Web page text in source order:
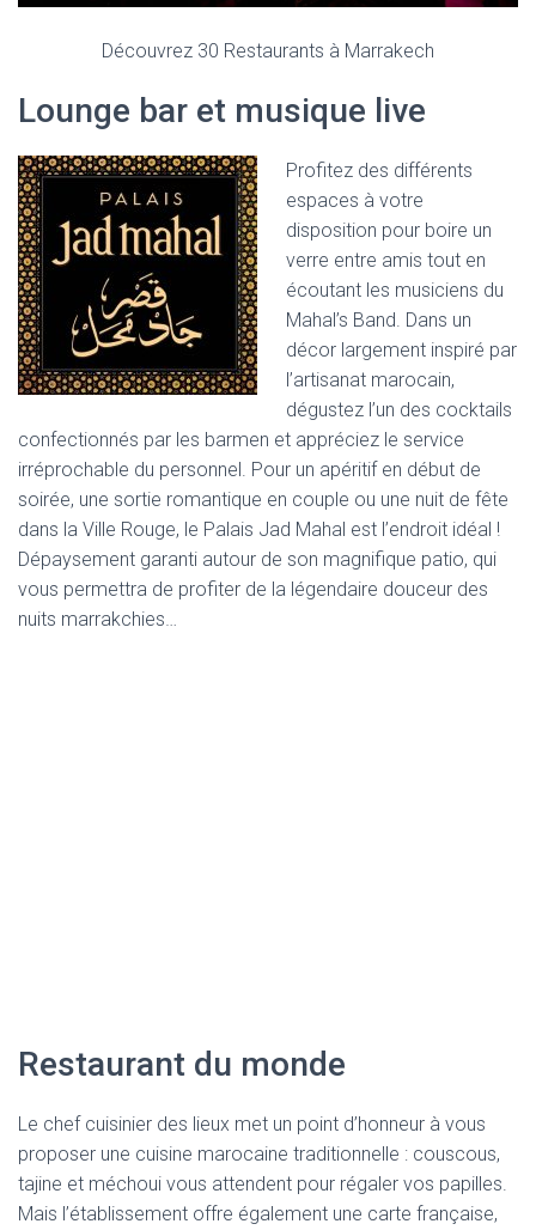
Découvrez 30 Restaurants à Marrakech
Lounge bar et musique live
Profitez des différents
espaces à votre
disposition pour boire un
verre entre amis tout en
écoutant les musiciens du
Mahal’s Band. Dans un
décor largement inspiré par
l’artisanat marocain,
dégustez l’un des cocktails
confectionnés par les barmen et appréciez le service
irréprochable du personnel. Pour un apéritif en début de
soirée, une sortie romantique en couple ou une nuit de fête
dans la Ville Rouge, le Palais Jad Mahal est l’endroit idéal !
Dépaysement garanti autour de son magnifique patio, qui
vous permettra de profiter de la légendaire douceur des
nuits marrakchies…
Restaurant du monde
Le chef cuisinier des lieux met un point d’honneur à vous
proposer une cuisine marocaine traditionnelle : couscous,
tajine et méchoui vous attendent pour régaler vos papilles.
Mais l’établissement offre également une carte française,